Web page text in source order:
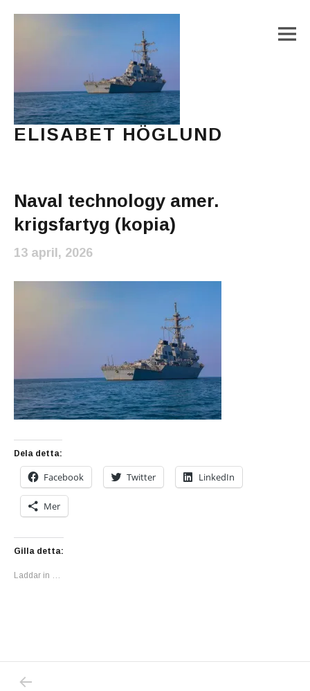
ELISABET HÖGLUND
Naval technology amer.
krigsfartyg (kopia)
13 april, 2026
Dela detta:
Facebook Twitter LinkedIn
Mer
Gilla detta:
Laddar in …
Inläggsnavigering